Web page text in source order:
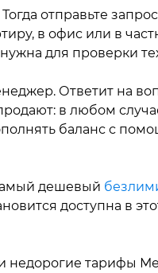
отправьте
в офис или в
для проверки
Ответит на
в любом
баланс с
дешевый
доступна в
недорогие тарифы